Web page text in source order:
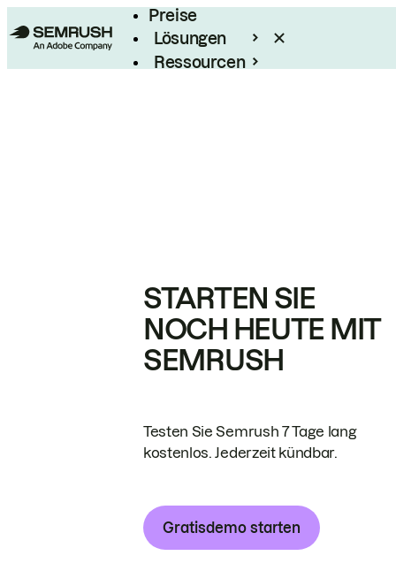
Preise
Lösungen
Ressourcen
STARTEN SIE
NOCH HEUTE MIT
SEMRUSH
Testen Sie Semrush 7 Tage lang
kostenlos. Jederzeit kündbar.
Gratisdemo starten